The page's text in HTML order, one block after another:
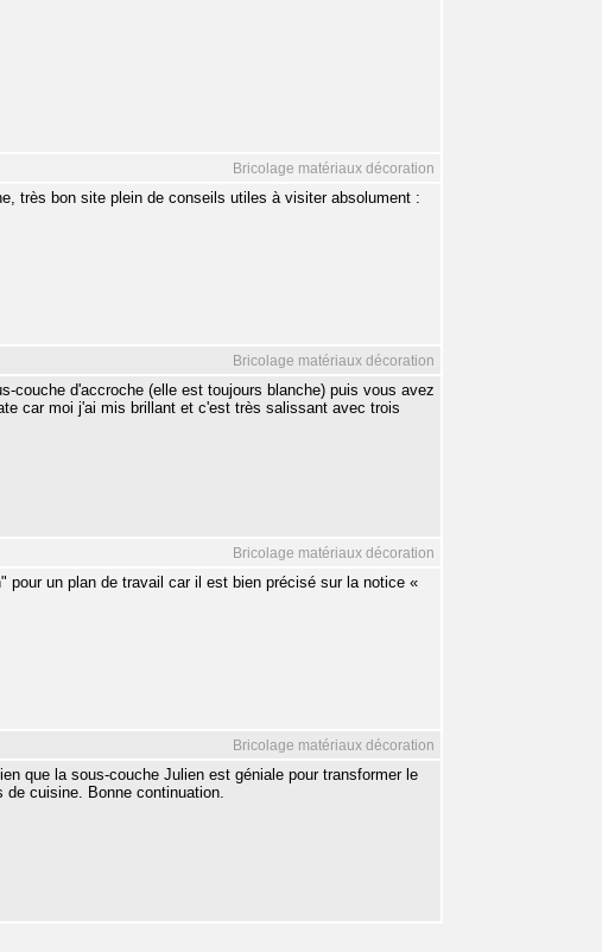
Bricolage matériaux décoration
très bon site plein de conseils utiles à visiter absolument :
Bricolage matériaux décoration
couche d'accroche (elle est toujours blanche) puis vous avez
car moi j'ai mis brillant et c'est très salissant avec trois
Bricolage matériaux décoration
pour un plan de travail car il est bien précisé sur la notice «
Bricolage matériaux décoration
que la sous-couche Julien est géniale pour transformer le
de cuisine. Bonne continuation.